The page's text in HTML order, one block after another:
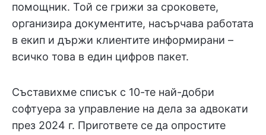
помощник. Той се грижи за сроковете,
организира документите, насърчава работата
в екип и държи клиентите информирани –
всичко това в един цифров пакет.
Съставихме списък с 10-те най-добри
софтуера за управление на дела за адвокати
през 2024 г. Пригответе се да опростите